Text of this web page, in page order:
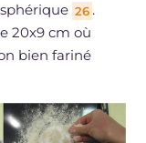
26 .
20x9 cm où
bien fariné